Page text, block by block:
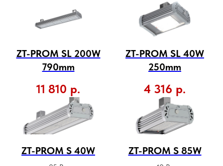
ZT-PROM SL 200W
790mm
11 810 р.
ZT-PROM SL 40W
250mm
4 316 р.
ZT-PROM S 40W ZT-PROM S 85W